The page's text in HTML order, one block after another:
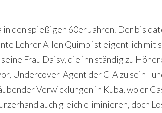
in den spießigen 60er Jahren. Der bis
Lehrer Allen Quimp ist eigentlich mit
seine Frau Daisy, die ihn ständig zu
Undercover-Agent der CIA zu sein -
Verwicklungen in Kuba, wo er
auch gleich eliminieren, doch